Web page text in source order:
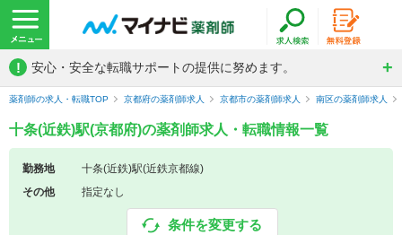
! 安心・安全な転職サポートの提供に努めます。
薬剤師の求人・転職TOP 京都府の薬剤師求人 京都市の薬剤師求人 南区の薬剤師求人
十条(近鉄)駅(京都府)の薬剤師求人・転職情報一覧
勤務地
十条(近鉄)駅(近鉄京都線)
その他
指定なし
条件を変更する